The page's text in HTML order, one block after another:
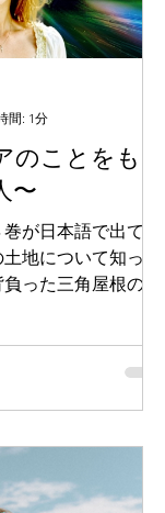
いう雰囲気だっ
その一部を囲って
して錦鯉を飼って
いうではありませ
物だったんだ！と
たとしてもバチが
かなり可能性があ
＊ そしてね、そ
ど。 その記憶がつ
奥にあったもう一
ました。 それは、
のことをもっ
〜
が日本語で出て形
地について知った
った三角屋根の家
描いたというか、
経って娘が生ま
森を背負った三角
ることに気づきま
自生した白樺やカエ
間: 1分